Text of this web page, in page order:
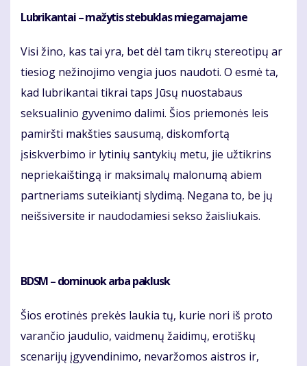
Lubrikantai – mažytis stebuklas miegamajame
Visi žino, kas tai yra, bet dėl tam tikrų stereotipų ar
tiesiog nežinojimo vengia juos naudoti. O esmė ta,
kad lubrikantai tikrai taps Jūsų nuostabaus
seksualinio gyvenimo dalimi. Šios priemonės leis
pamiršti makšties sausumą, diskomfortą
įsiskverbimo ir lytinių santykių metu, jie užtikrins
nepriekaištingą ir maksimalų malonumą abiem
partneriams suteikiantį slydimą. Negana to, be jų
neišsiversite ir naudodamiesi sekso žaisliukais.
BDSM – dominuok arba paklusk
Šios erotinės prekės laukia tų, kurie nori iš proto
varančio jaudulio, vaidmenų žaidimų, erotiškų
scenarijų įgyvendinimo, nevaržomos aistros ir,